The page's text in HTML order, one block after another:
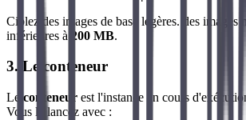
Ciblez des images de base légères. des images
inférieures à 200 MB.
3. Le conteneur
Le conteneur est l'instance en cours
Vous le lancez avec :